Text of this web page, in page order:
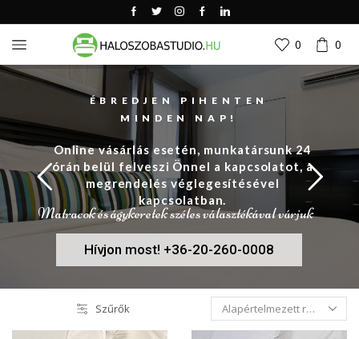
0 0
ÉBREDJEN PIHENTEN
MINDEN NAP!
Matracok és ágykeretek széles választékával várjuk
Online vásárlás esetén, munkatársunk 24
órán belül felveszi Önnel a kapcsolatot, a
megrendelés véglegesítésével
kapcsolatban.
Hívjon most! +36-20-260-0008
Szűrők